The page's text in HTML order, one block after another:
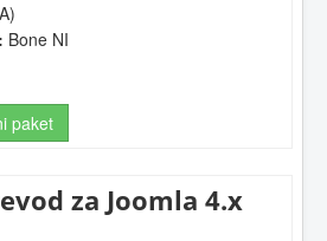
Bone NI
paket
za Joomla 4.x